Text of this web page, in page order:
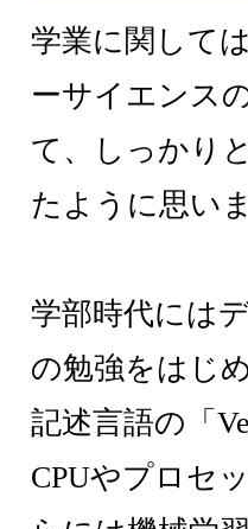
学業に関して
ーサイエンス
て、しっかり
たように思いま
学部時代には
の勉強をはじ
記述言語の「
CPUやプロセ